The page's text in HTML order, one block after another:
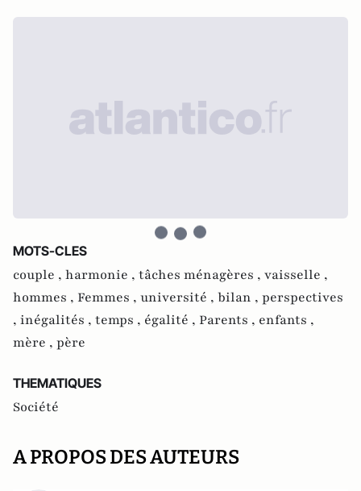
MOTS-CLES
couple , harmonie , tâches ménagères , vaisselle ,
hommes , Femmes , université , bilan , perspectives
, inégalités , temps , égalité , Parents , enfants ,
mère , père
THEMATIQUES
Société
A PROPOS DES AUTEURS